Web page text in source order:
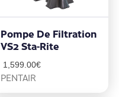
Pompe De Filtration
VS2 Sta-Rite
1,599.00€
PENTAIR